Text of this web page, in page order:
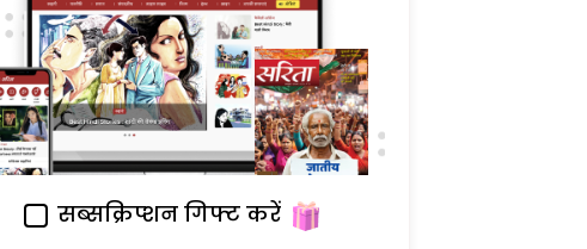
सब्सक्रिप्शन गिफ्ट करें